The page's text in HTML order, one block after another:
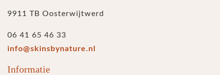
9911 TB Oosterwijtwerd
06 41 65 46 33
info@skinsbynature.nl
Informatie